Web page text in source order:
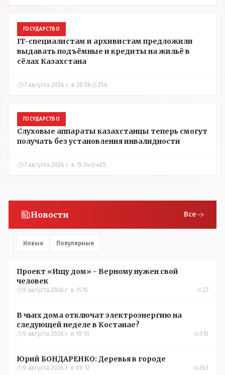
ГОСУДАРСТВО
IT-специалистам и архивистам предложили
выдавать подъёмные и кредиты на жильё в
сёлах Казахстана
7 августа 2026 г. в 20:56 256
ГОСУДАРСТВО
Слуховые аппараты казахстанцы теперь смогут
получать без установления инвалидности
7 августа 2026 г. в 15:34 405
Новости Все
Новые Популярные
Проект «Ищу дом» - Верному нужен свой
человек
9 августа 2026 г. в 11:15 27
В чьих дома отключат электроэнергию на
следующей неделе в Костанае?
9 августа 2026 г. в 10:10 310
Юрий БОНДАРЕНКО: Деревья в городе
9 августа 2026 г. в 09:12 263